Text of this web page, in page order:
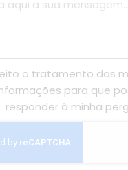
o tratamento das
para que
responder à minha